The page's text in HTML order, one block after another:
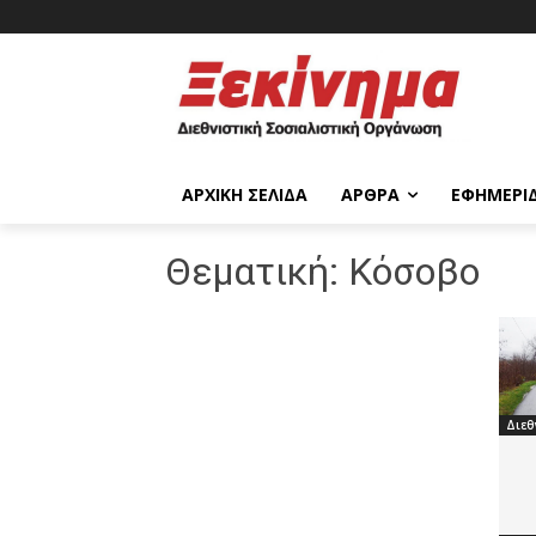
ΑΡΧΙΚΉ ΣΕΛΊΔΑ ΆΡΘΡΑ
Θεματική: Κόσοβο